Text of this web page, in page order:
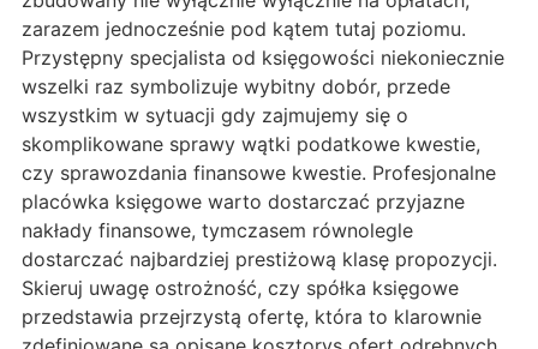
zarazem jednocześnie pod kątem tutaj poziomu.
Przystępny specjalista od księgowości niekoniecznie
wszelki raz symbolizuje wybitny dobór, przede
wszystkim w sytuacji gdy zajmujemy się o
skomplikowane sprawy wątki podatkowe kwestie,
czy sprawozdania finansowe kwestie. Profesjonalne
placówka księgowe warto dostarczać przyjazne
nakłady finansowe, tymczasem równolegle
dostarczać najbardziej prestiżową klasę propozycji.
Skieruj uwagę ostrożność, czy spółka księgowe
przedstawia przejrzystą ofertę, która to klarownie